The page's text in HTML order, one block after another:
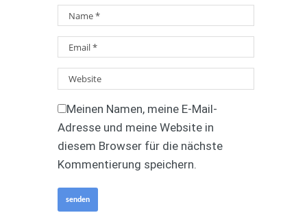
Meinen Namen, meine E-Mail-
Adresse und meine Website in
diesem Browser für die nächste
Kommentierung speichern.